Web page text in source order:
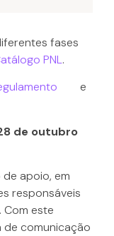
fases
PNL.
e
de outubro
apoio, em
responsáveis
Com este
de comunicação